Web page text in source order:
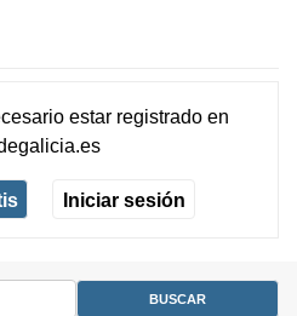
estar registradoen
Iniciar sesión